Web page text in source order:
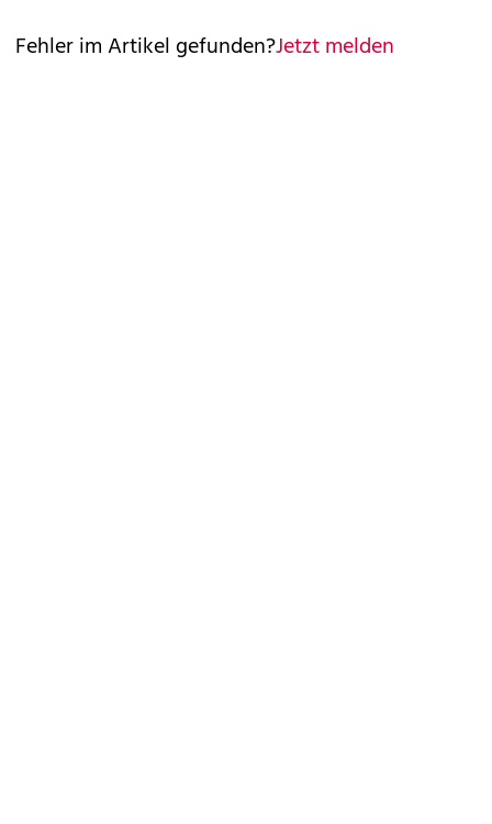
Fehler im Artikel gefunden?Jetzt melden